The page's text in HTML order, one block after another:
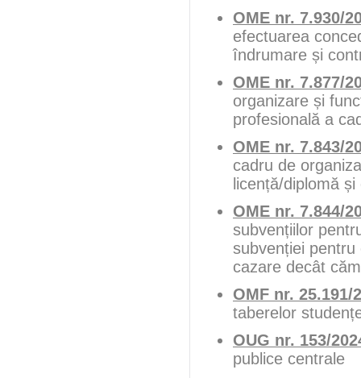
OME nr. 7.930/
efectuarea
îndrumare și
OME nr. 7.877/
organizare și
profesională a
OME nr. 7.843/
cadru de
licență/diplomă și
OME nr. 7.844/
subvențiilor
subvenției
cazare decât
OMF nr. 25.191/
taberelor
OUG nr. 153/
publice centrale